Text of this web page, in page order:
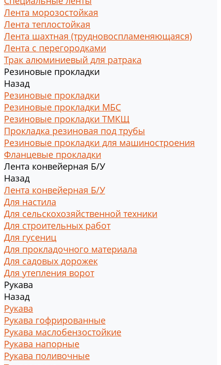
Лента морозостойкая
Лента теплостойкая
Лента шахтная (трудновоспламеняющаяся)
Лента с перегородками
Трак алюминиевый для ратрака
Резиновые прокладки
Назад
Резиновые прокладки
Резиновые прокладки МБС
Резиновые прокладки ТМКЩ
Прокладка резиновая под трубы
Резиновые прокладки для машиностроения
Фланцевые прокладки
Лента конвейерная Б/У
Назад
Лента конвейерная Б/У
Для настила
Для сельскохозяйственной техники
Для строительных работ
Для гусениц
Для прокладочного материала
Для садовых дорожек
Для утепления ворот
Рукава
Назад
Рукава
Рукава гофрированные
Рукава маслобензостойкие
Рукава напорные
Рукава поливочные